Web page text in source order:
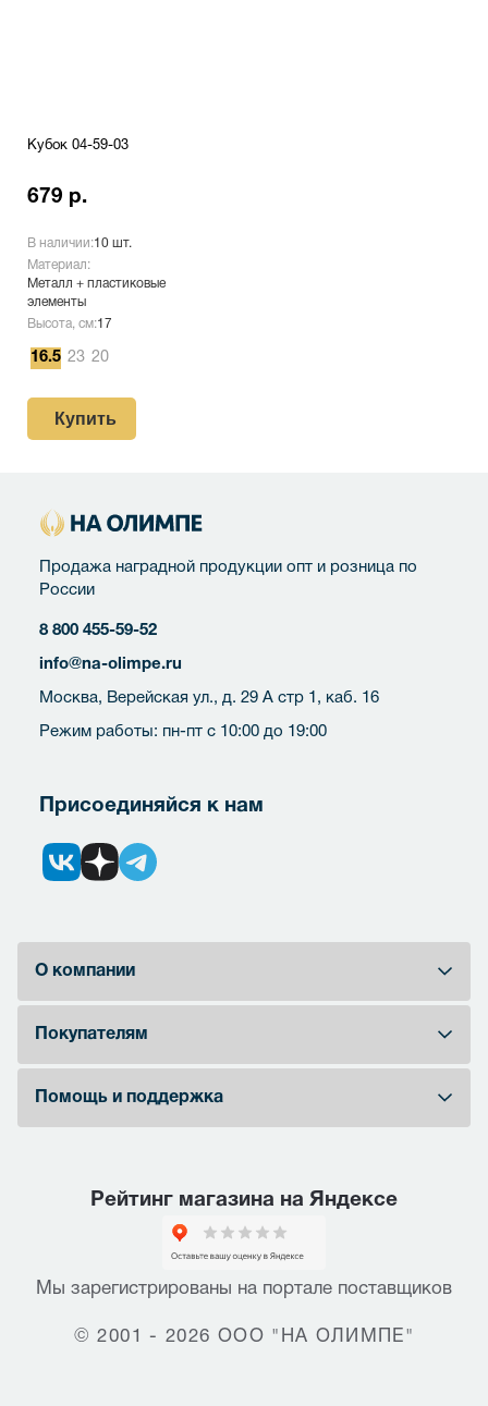
Кубок 04-59-03
679 р.
В наличии:10 шт.
Материал:
Металл + пластиковые
элементы
Высота, см:17
16.5 23 20
Купить
Продажа наградной продукции опт и розница по
России
8 800 455-59-52
info@na-olimpe.ru
Москва, Верейская ул., д. 29 А стр 1, каб. 16
Режим работы: пн-пт с 10:00 до 19:00
Присоединяйся к нам
О компании
Покупателям
Помощь и поддержка
Рейтинг магазина на Яндексе
Мы зарегистрированы на портале поставщиков
© 2001 - 2026 ООО "НА ОЛИМПЕ"